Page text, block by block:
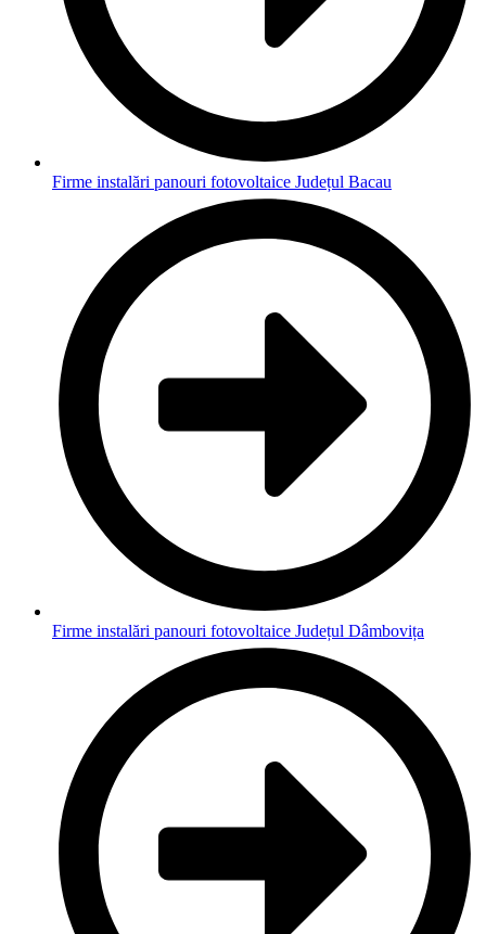
Firme instalări panouri fotovoltaice Județul Bacau
Firme instalări panouri fotovoltaice Județul Dâmbovița